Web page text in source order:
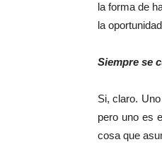
la forma de
la
Siempre se
Si, claro.
pero uno es
cosa que